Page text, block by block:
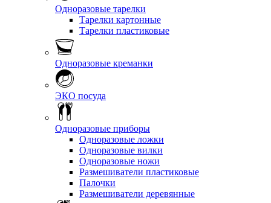
Одноразовые тарелки
Тарелки картонные
Тарелки пластиковые
Одноразовые креманки
ЭКО посуда
Одноразовые приборы
Одноразовые ложки
Одноразовые вилки
Одноразовые ножи
Размешиватели пластиковые
Палочки
Размешиватели деревянные